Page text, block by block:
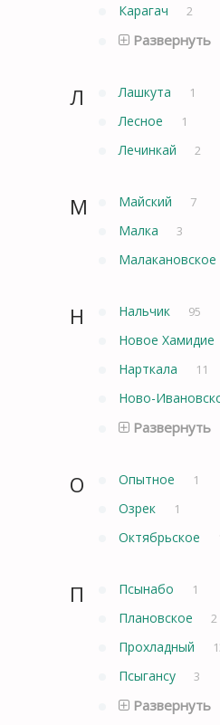
Карагач 2
Развернуть
Л Лашкута 1
Лесное 1
Лечинкай 2
М Майский 7
Малка 3
Малакановское
Н Нальчик 95
Новое Хамидие
Нарткала 11
Ново-
Развернуть
О Опытное 1
Озрек 1
Октябрьское
П Псынабо 1
Плановское 2
Прохладный
Псыгансу 3
Развернуть